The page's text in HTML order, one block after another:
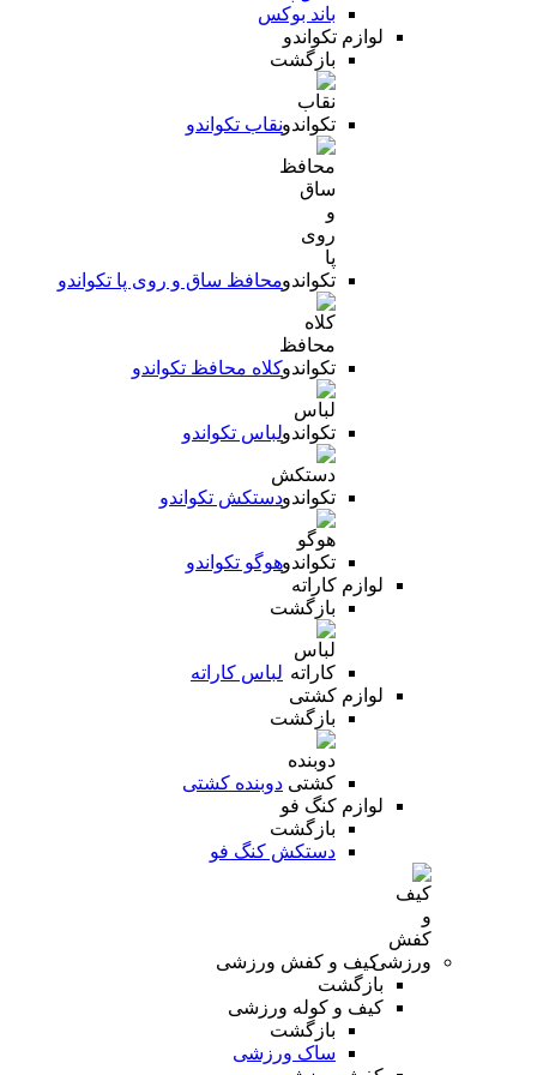
باند بوکس
لوازم تکواندو
بازگشت
نقاب تکواندو
محافظ ساق و روی پا تکواندو
کلاه محافظ تکواندو
لباس تکواندو
دستکش تکواندو
هوگو تکواندو
لوازم کاراته
بازگشت
لباس کاراته
لوازم کشتی
بازگشت
دوبنده کشتی
لوازم کنگ فو
بازگشت
دستکش کنگ فو
کیف و کفش ورزشی
بازگشت
کیف و کوله ورزشی
بازگشت
ساک ورزشی